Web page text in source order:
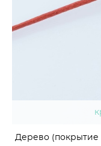
Дерево (покрытие